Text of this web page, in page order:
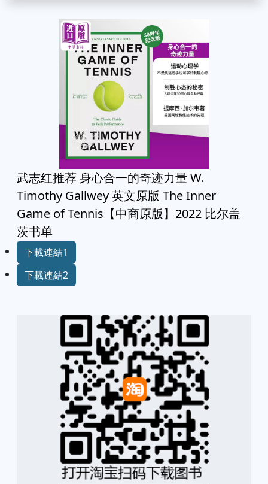
武志红推荐 身心合一的奇迹力量 W.
Timothy Gallwey 英文原版 The Inner
Game of Tennis【中商原版】2022 比尔盖
茨书单
下載連結1
下載連結2